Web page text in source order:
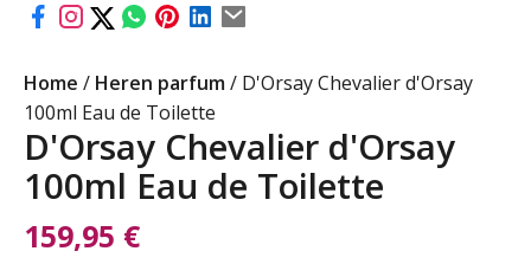
Home / Heren parfum/ D'Orsay Chevalier d'Orsay
100ml Eau de Toilette
D'Orsay Chevalier d'Orsay
100ml Eau de Toilette
159,95 €